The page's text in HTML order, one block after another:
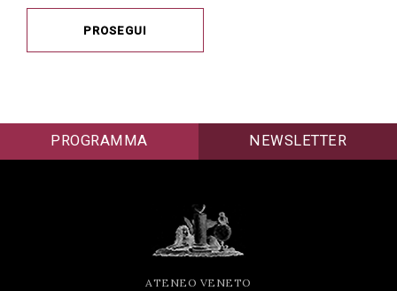
PROSEGUI
PROGRAMMA NEWSLETTER
ATENEO VENETO